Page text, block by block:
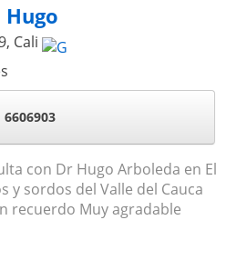
, Cali
6606903
con Dr Hugo Arboleda en El
y sordos del Valle del Cauca
recuerdo Muy agradable